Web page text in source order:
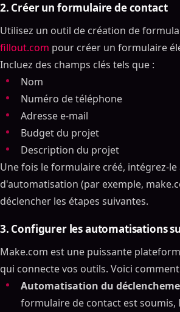
2. Créer un formulaire de contact
Utilisez un outil de création de
fillout.com pour créer un formulaire
Incluez des champs clés tels que :
Nom
Numéro de téléphone
Adresse e-mail
Budget du projet
Description du projet
Une fois le formulaire créé, intégrez-
d'automatisation (par exemple,
déclencher les étapes suivantes.
3. Configurer les automatisations
Make.com est une puissante
qui connecte vos outils. Voici
Automatisation du
formulaire de contact est soumis,